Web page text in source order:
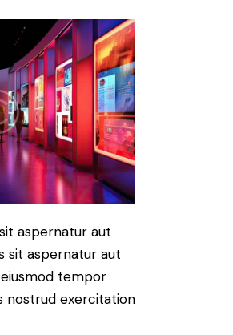
aspernatur aut
sit aspernatur aut
tempor
nostrud exercitation